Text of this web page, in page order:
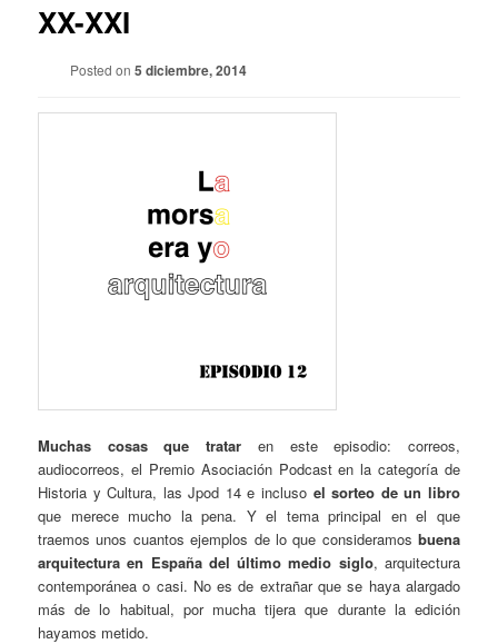
XX-XXI
Posted on 5 diciembre, 2014
Muchas cosas que tratar en este episodio: correos,
audiocorreos, el Premio Asociación Podcast en la categoría de
Historia y Cultura, las Jpod 14 e incluso el sorteo de un libro
que merece mucho la pena. Y el tema principal en el que
traemos unos cuantos ejemplos de lo que consideramos buena
arquitectura en España del último medio siglo, arquitectura
contemporánea o casi. No es de extrañar que se haya alargado
más de lo habitual, por mucha tijera que durante la edición
hayamos metido.